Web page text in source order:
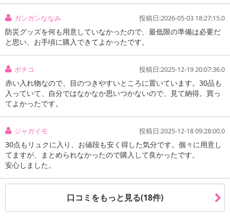
ガンガンななみ 投稿日:2026-05-03 18:27:15.0
防災グッズを何も用意していなかったので、最低限の準備は必要だ
と思い、お手頃に購入できてよかったです。
ポチコ 投稿日:2025-12-19 20:07:36.0
赤い入れ物なので、目のつきやすいところに置いています。30品も
入っていて、自分ではなかなか思いつかないので、見て納得。買っ
てよかったです。
ジャガイモ 投稿日:2025-12-18 09:28:00.0
30点もリュクに入り、お値段も安く得した気分です。個々に用意し
てますが、まとめられなかったので購入して良かったです。
安心しました。
口コミをもっと見る(18件)